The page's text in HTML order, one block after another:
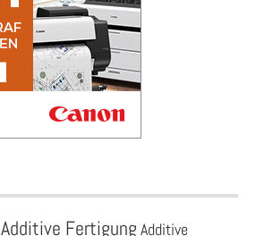
Additive Fertigung Additive